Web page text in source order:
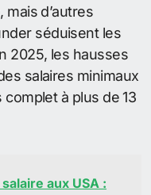
mais d’autres
séduisent les
2025, les hausses
salaires minimaux
à plus de 13
aux USA :